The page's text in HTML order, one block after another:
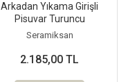
Arkadan Yıkama Girişli
Pisuvar Turuncu
Seramiksan
2.185,00 TL